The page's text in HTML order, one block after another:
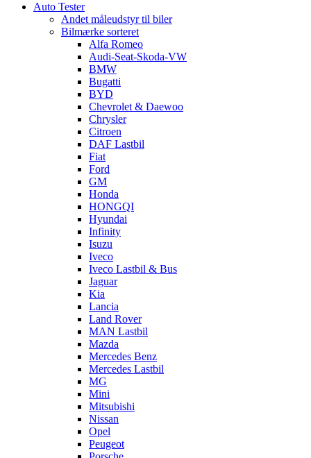
Auto Tester
Andet måleudstyr til biler
Bilmærke sorteret
Alfa Romeo
Audi-Seat-Skoda-VW
BMW
Bugatti
BYD
Chevrolet & Daewoo
Chrysler
Citroen
DAF Lastbil
Fiat
Ford
GM
Honda
HONGQI
Hyundai
Infinity
Isuzu
Iveco
Iveco Lastbil & Bus
Jaguar
Kia
Lancia
Land Rover
MAN Lastbil
Mazda
Mercedes Benz
Mercedes Lastbil
MG
Mini
Mitsubishi
Nissan
Opel
Peugeot